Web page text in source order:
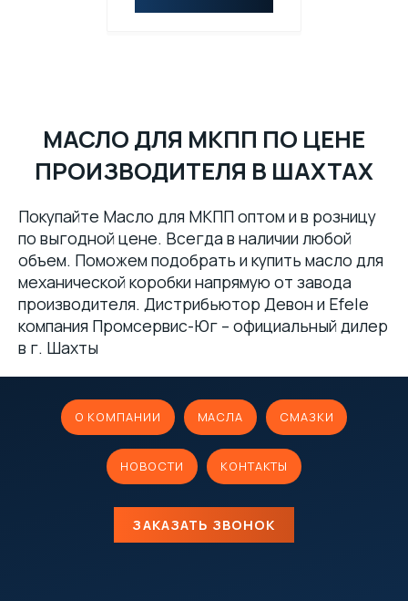
МАСЛО ДЛЯ МКПП ПО ЦЕНЕ
ПРОИЗВОДИТЕЛЯ В ШАХТАХ
Покупайте Масло для МКПП оптом и в розницу
по выгодной цене. Всегда в наличии любой
объем. Поможем подобрать и купить масло для
механической коробки напрямую от завода
производителя. Дистрибьютор Девон и Efele
компания Промсервис-Юг – официальный дилер
в г. Шахты
О КОМПАНИИ МАСЛА СМАЗКИ
НОВОСТИ КОНТАКТЫ
ЗАКАЗАТЬ ЗВОНОК